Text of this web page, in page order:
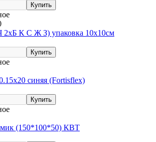
К С Ж З) упаковка 10х10см
синяя (Fortisflex)
(150*100*50) КВТ